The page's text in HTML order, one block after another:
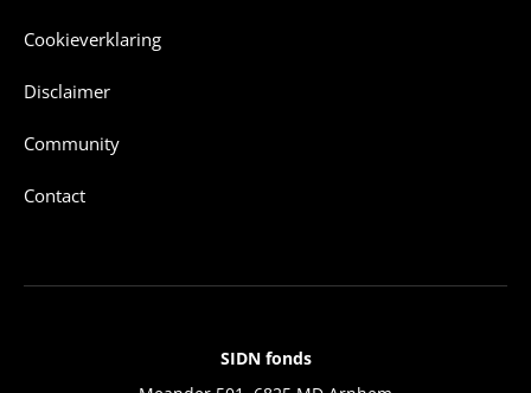
Cookieverklaring
Disclaimer
Community
Contact
SIDN fonds